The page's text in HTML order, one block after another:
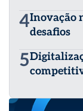
4Inovação
desafios
5